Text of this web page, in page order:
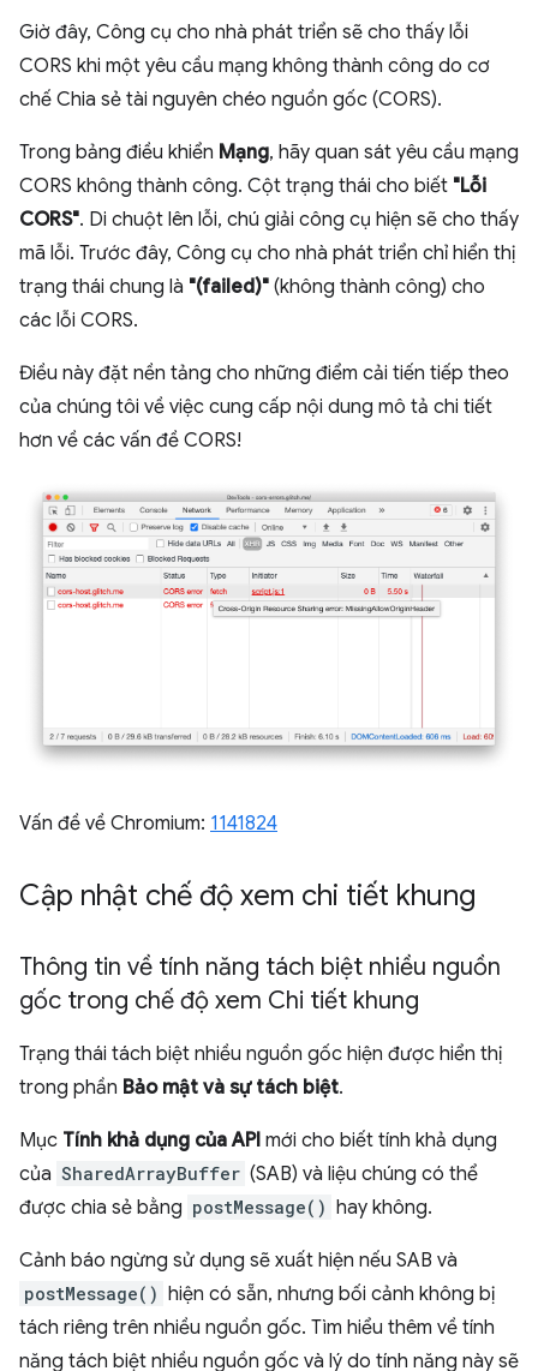
Giờ đây, Công cụ cho nhà phát triển sẽ cho thấy lỗi
CORS khi một yêu cầu mạng không thành công do cơ
chế Chia sẻ tài nguyên chéo nguồn gốc (CORS).
Trong bảng điều khiển Mạng, hãy quan sát yêu cầu mạng
CORS không thành công. Cột trạng thái cho biết "Lỗi
CORS". Di chuột lên lỗi, chú giải công cụ hiện sẽ cho thấy
mã lỗi. Trước đây, Công cụ cho nhà phát triển chỉ hiển thị
trạng thái chung là "(failed)" (không thành công) cho
các lỗi CORS.
Điều này đặt nền tảng cho những điểm cải tiến tiếp theo
của chúng tôi về việc cung cấp nội dung mô tả chi tiết
hơn về các vấn đề CORS!
Vấn đề về Chromium: 1141824
Cập nhật chế độ xem chi tiết khung
Thông tin về tính năng tách biệt nhiều nguồn
gốc trong chế độ xem Chi tiết khung
Trạng thái tách biệt nhiều nguồn gốc hiện được hiển thị
trong phần Bảo mật và sự tách biệt.
Mục Tính khả dụng của API mới cho biết tính khả dụng
của SharedArrayBuffer (SAB) và liệu chúng có thể
được chia sẻ bằng postMessage() hay không.
Cảnh báo ngừng sử dụng sẽ xuất hiện nếu SAB và
postMessage() hiện có sẵn, nhưng bối cảnh không bị
tách riêng trên nhiều nguồn gốc. Tìm hiểu thêm về tính
năng tách biệt nhiều nguồn gốc và lý do tính năng này sẽ